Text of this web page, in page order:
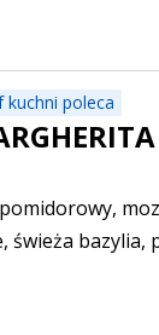
kuchni poleca
świeża bazylia,